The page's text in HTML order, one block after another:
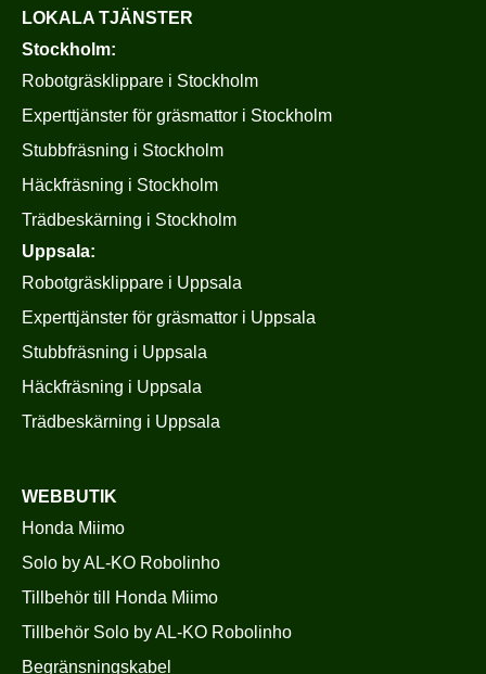
LOKALA TJÄNSTER
Stockholm:
Robotgräsklippare i Stockholm
Experttjänster för gräsmattor i Stockholm
Stubbfräsning i Stockholm
Häckfräsning i Stockholm
Trädbeskärning i Stockholm
Uppsala:
Robotgräsklippare i Uppsala
Experttjänster för gräsmattor i Uppsala
Stubbfräsning i Uppsala
Häckfräsning i Uppsala
Trädbeskärning i Uppsala
WEBBUTIK
Honda Miimo
Solo by AL-KO Robolinho
Tillbehör till Honda Miimo
Tillbehör Solo by AL-KO Robolinho
Begränsningskabel